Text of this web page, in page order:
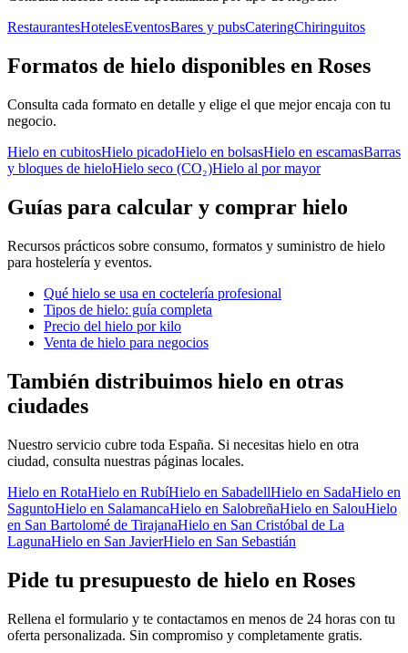
RestaurantesHotelesEventosBares y pubsCateringChiringuitos
Formatos de hielo disponibles en Roses
Consulta cada formato en detalle y elige el que mejor encaja con tu
negocio.
Hielo en cubitosHielo picadoHielo en bolsasHielo en escamasBarras
y bloques de hieloHielo seco (CO₂)Hielo al por mayor
Guías para calcular y comprar hielo
Recursos prácticos sobre consumo, formatos y suministro de hielo
para hostelería y eventos.
Qué hielo se usa en coctelería profesional
Tipos de hielo: guía completa
Precio del hielo por kilo
Venta de hielo para negocios
También distribuimos hielo en otras
ciudades
Nuestro servicio cubre toda España. Si necesitas hielo en otra
ciudad, consulta nuestras páginas locales.
Hielo en RotaHielo en RubíHielo en SabadellHielo en SadaHielo en
SaguntoHielo en SalamancaHielo en SalobreñaHielo en SalouHielo
en San Bartolomé de TirajanaHielo en San Cristóbal de La
LagunaHielo en San JavierHielo en San Sebastián
Pide tu presupuesto de hielo en Roses
Rellena el formulario y te contactamos en menos de 24 horas con tu
oferta personalizada. Sin compromiso y completamente gratis.